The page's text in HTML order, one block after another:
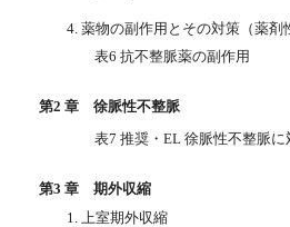
4. 薬物の副作用とその対策（薬剤
表6 抗不整脈薬の副作用
第2 章 徐脈性不整脈
表7 推奨・EL 徐脈性不整脈に
第3 章 期外収縮
1. 上室期外収縮